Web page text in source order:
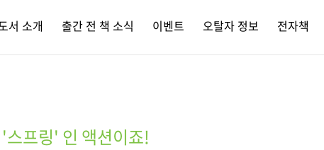
서 소개 출간 전 책 소식 이벤트 오탈자 정보 전자책
프링' 인 액션이죠!